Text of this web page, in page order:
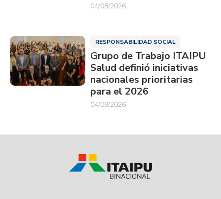
04/08/2026
RESPONSABILIDAD SOCIAL
Grupo de Trabajo ITAIPU
Salud definió iniciativas
nacionales prioritarias
para el 2026
04/08/2026